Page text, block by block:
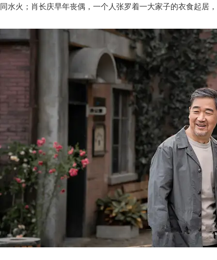
同水火；肖长庆早年丧偶，一个人张罗着一大家子的衣食起居